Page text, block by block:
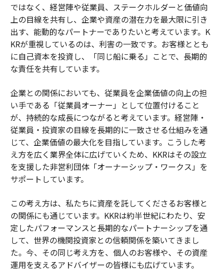
ではなく、経営陣や従業員、ステークホルダーと価値向
上の目線を共有し、企業や資産の潜在力を最大限に引き
出す、能動的なパートナーでありたいと考えています。K
KRが重視しているのは、利害の一致です。お客様ととも
に自己資本を投資し、「同じ船に乗る」ことで、長期的
な責任を共有しています。
企業との関係においても、従業員を企業価値の向上の担
い手である「従業員オーナー」として位置付けること
が、持続的な成長につながると考えています。経営陣・
従業員・投資家の目線を長期的に一致させる仕組みを通
じて、企業価値の最大化を目指しています。こうした考
え方を広く業界全体に広げていくため、KKRはその設立
を支援した非営利団体「オーナーシップ・ワークス」を
サポートしています。
この考え方は、私たちに資産を託してくださるお客様と
の関係にも通じています。KKRは約半世紀にわたり、安
定したパフォーマンスと長期的なパートナーシップを通
して、世界の機関投資家との信頼関係を築いてきまし
た。今、その同じ考え方を、個人のお客様や、その資産
運用を支えるアドバイザーの皆様にも広げています。